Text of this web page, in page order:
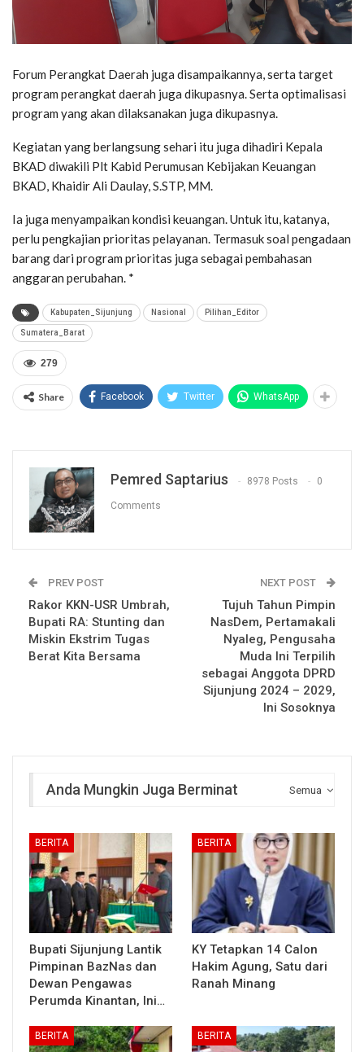
Forum Perangkat Daerah juga disampaikannya, serta target
program perangkat daerah juga dikupasnya. Serta optimalisasi
program yang akan dilaksanakan juga dikupasnya.
Kegiatan yang berlangsung sehari itu juga dihadiri Kepala
BKAD diwakili Plt Kabid Perumusan Kebijakan Keuangan
BKAD, Khaidir Ali Daulay, S.STP, MM.
Ia juga menyampaikan kondisi keuangan. Untuk itu, katanya,
perlu pengkajian prioritas pelayanan. Termasuk soal pengadaan
barang dari program prioritas juga sebagai pembahasan
anggaran perubahan. *
Kabupaten_Sijunjung Nasional Pilihan_Editor
Sumatera_Barat
279
Share Facebook Twitter WhatsApp
Pemred Saptarius 8978 Posts 0
Comments
PREV POST
Rakor KKN-USR Umbrah,
Bupati RA: Stunting dan
Miskin Ekstrim Tugas
Berat Kita Bersama
NEXT POST
Tujuh Tahun Pimpin
NasDem, Pertamakali
Nyaleg, Pengusaha
Muda Ini Terpilih
sebagai Anggota DPRD
Sijunjung 2024 – 2029,
Ini Sosoknya
Semua
Anda Mungkin Juga Berminat
BERITA
Bupati Sijunjung Lantik
Pimpinan BazNas dan
Dewan Pengawas
Perumda Kinantan, Ini…
BERITA
KY Tetapkan 14 Calon
Hakim Agung, Satu dari
Ranah Minang
BERITA BERITA